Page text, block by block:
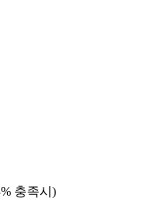
충족시)